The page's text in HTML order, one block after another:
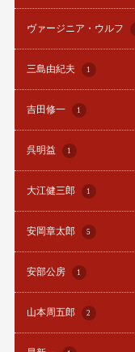
ヴァージニア・ウルフ
三島由紀夫 1
吉田修一 1
呉明益 1
大江健三郎 1
安岡章太郎 5
安部公房 1
山本周五郎 2